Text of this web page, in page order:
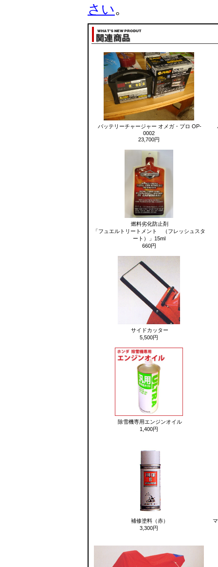
さい。
バッテリーチャージャー オメガ・プロ OP-
0002
23,700円
燃料劣化防止剤
「フュエルトリートメント （フレッシュスタ
ート）」15ml
660円
サイドカッター
5,500円
除雪機専用エンジンオイル
1,400円
補修塗料（赤）
3,300円